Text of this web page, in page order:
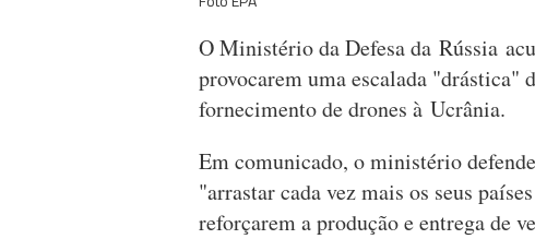
O Ministério da Defesa da Rússia
provocarem uma escalada "drástica"
fornecimento de drones à Ucrânia.
Em comunicado, o ministério
"arrastar cada vez mais os seus
reforçarem a produção e entrega de